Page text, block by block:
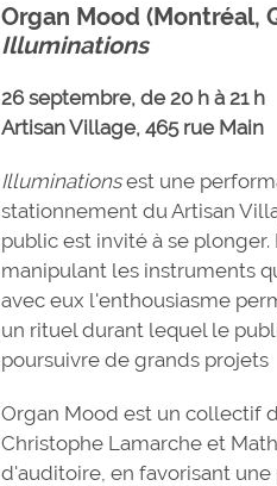
Organ Mood (Montréal,
Illuminations
26 septembre, de 20 h à 21 h
Artisan Village, 465 rue Main
Illuminationsest une
stationnement du Artisan
public est invité à se
manipulant les instruments
avec eux l'enthousiasme
un rituel durant lequel le
poursuivre de grands projets
Organ Mood est un collectif
Christophe Lamarche et
d'auditoire, en favorisant